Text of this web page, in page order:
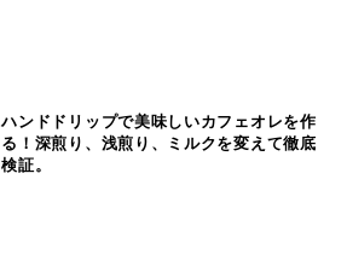
ハンドドリップで美味しいカフェオレを作
る！深煎り、浅煎り、ミルクを変えて徹底
検証。